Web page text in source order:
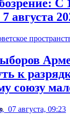
С
августа
к
союзу
07 августа, 09:23